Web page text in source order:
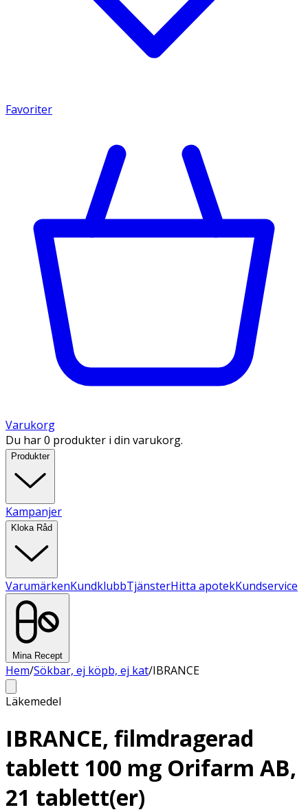
Favoriter
Varukorg
Du har 0 produkter i din varukorg.
Produkter
Kampanjer
Kloka Råd
VarumärkenKundklubbTjänsterHitta apotekKundservice
Mina Recept
Hem/Sökbar, ej köpb, ej kat/IBRANCE
Läkemedel
IBRANCE, filmdragerad
tablett 100 mg Orifarm AB,
21 tablett(er)